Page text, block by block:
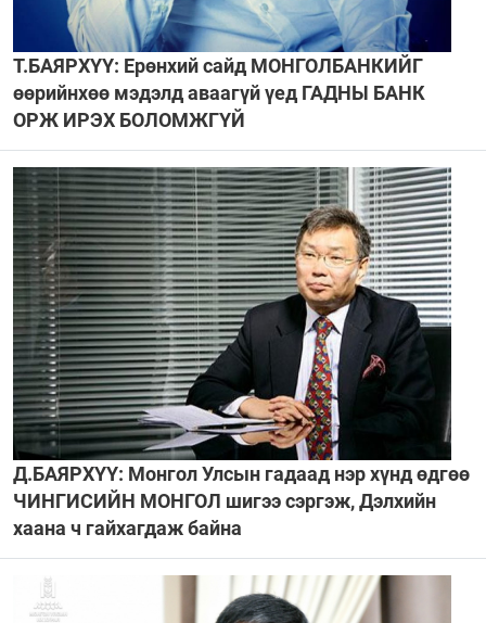
Т.БАЯРХҮҮ: Ерөнхий сайд МОНГОЛБАНКИЙГ
өөрийнхөө мэдэлд аваагүй үед ГАДНЫ БАНК
ОРЖ ИРЭХ БОЛОМЖГҮЙ
Д.БАЯРХҮҮ: Монгол Улсын гадаад нэр хүнд өдгөө
ЧИНГИСИЙН МОНГОЛ шигээ сэргэж, Дэлхийн
хаана ч гайхагдаж байна